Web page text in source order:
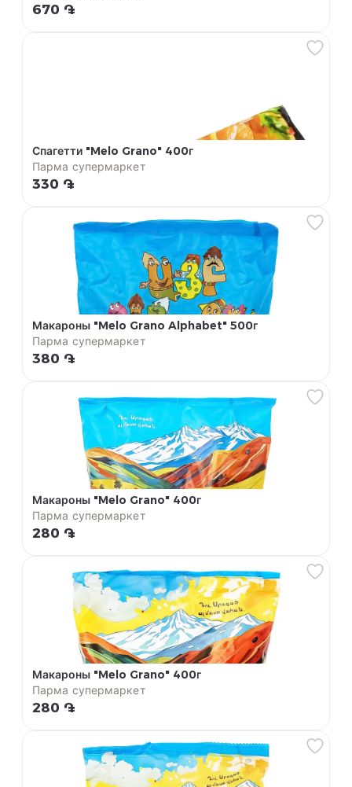
670 ֏
Спагетти "Melo Grano" 400г
Парма супермаркет
330 ֏
Макароны "Melo Grano Alphabet" 500г
Парма супермаркет
380 ֏
Макароны "Melo Grano" 400г
Парма супермаркет
280 ֏
Макароны "Melo Grano" 400г
Парма супермаркет
280 ֏